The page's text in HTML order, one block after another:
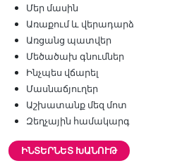
Մեր մասին
Առաքում և վերադարձ
Առցանց պատվեր
Մեծածախ գնումներ
Ինչպես վճարել
Մասնաճյուղեր
Աշխատանք մեզ մոտ
Զեղչային համակարգ
ԻՆՏԵՐՆԵՏ ԽԱՆՈՒԹ